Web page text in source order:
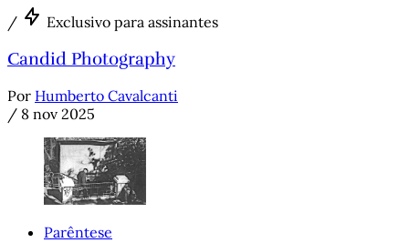
/ Exclusivo para assinantes
Candid Photography
Por Humberto Cavalcanti
/ 8 nov 2025
Parêntese